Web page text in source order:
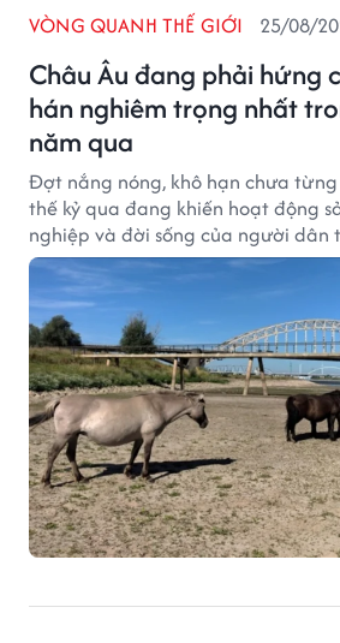
Châu Âu đang phải hứng
hán nghiêm trọng nhất
năm qua
VÒNG QUANH THẾ GIỚI 25/08/
Đợt nắng nóng, khô hạn chưa
thế kỷ qua đang khiến hoạt động
nghiệp và đời sống của người dân
hưởng nặng nề.